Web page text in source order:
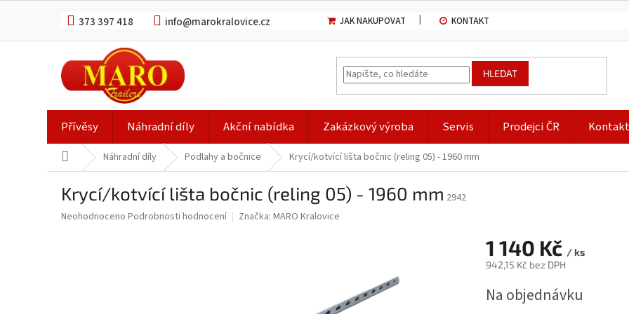
373 397 418 info@marokralovice.cz JAK NAKUPOVAT KONTAKT
HLEDAT
Přívěsy Náhradní díly Akční nabídka Zakázkový výroba Servis Prodejci ČR Kontakt
Domů Náhradní díly Podlahy a bočnice Krycí/kotvící lišta bočnic (reling 05) - 1960 mm
Krycí/kotvící lišta bočnic (reling 05) - 1960 mm 2942
Průměrné
Neohodnoceno Podrobnosti hodnocení Značka: MARO Kralovice
1 140 Kč / ks
942,15 Kč bez DPH
cena:
Na objednávku